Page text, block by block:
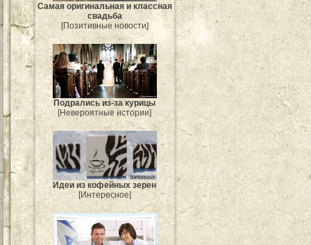
Самая оригинальная и классная
свадьба
[Позитивные новости]
Подрались из-за курицы
[Невероятные истории]
Идеи из кофейных зерен
[Интересное]